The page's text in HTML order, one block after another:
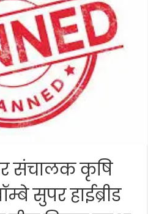
संचालक कृषि
सुपर हाईब्रीड